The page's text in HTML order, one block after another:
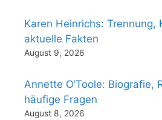
Karen Heinrichs: Trennung,
aktuelle Fakten
August 9, 2026
Annette O’Toole: Biografie,
häufige Fragen
August 8, 2026